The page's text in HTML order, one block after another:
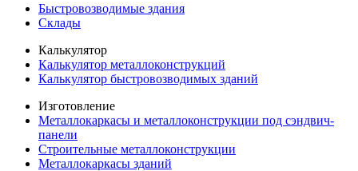
Быстровозводимые здания
Склады
Калькулятор
Калькулятор металлоконструкций
Калькулятор быстровозводимых зданий
Изготовление
Металлокаркасы и металлоконструкции под сэндвич-
панели
Строительные металлоконструкции
Металлокаркасы зданий